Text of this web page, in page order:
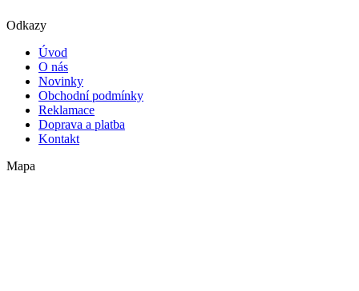
Odkazy
Úvod
O nás
Novinky
Obchodní podmínky
Reklamace
Doprava a platba
Kontakt
Mapa